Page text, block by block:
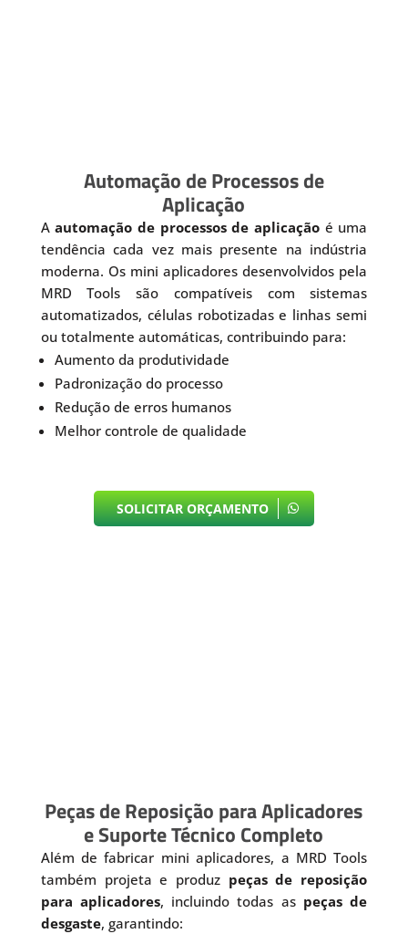
Automação de Processos de
Aplicação
Aautomação de processos de aplicaçãoé uma
tendência cada vez mais presente na indústria
moderna. Os mini aplicadores desenvolvidos pela
MRD Tools são compatíveis com sistemas
automatizados, células robotizadas e linhas semi
ou totalmente automáticas, contribuindo para:
Aumento da produtividade
Padronização do processo
Redução de erros humanos
Melhor controle de qualidade
SOLICITAR ORÇAMENTO
Peças de Reposição para Aplicadores
e Suporte Técnico Completo
Além de fabricar mini aplicadores, a MRD Tools
também projeta e produz peças de reposição
para aplicadores, incluindo todas as peças de
desgaste, garantindo: